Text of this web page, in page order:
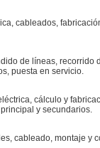
cableados,
de líneas, recorrido
puesta en servicio.
cálculo y
y secundarios.
cableado, montaje y